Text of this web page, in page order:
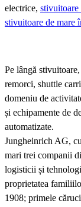
electrice, stivuitoare
stivuitoare de mare
Pe lângă
remorci, shuttle
domeniu de
și echipamente de
automatizate.
Jungheinrich AG,
mari trei companii
logisticii și
proprietatea
1908; primele